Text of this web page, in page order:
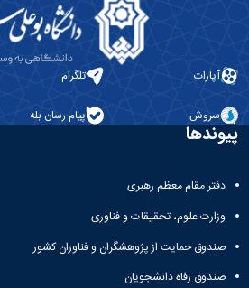
آپارات تلگرام
سروش پیام رسان بله
پیوندها
دفتر مقام معظم رهبری
وزارت علوم، تحقیقات و فناوری
صندوق حمایت از پژوهشگران و فناوران کشور
صندوق رفاه دانشجویان